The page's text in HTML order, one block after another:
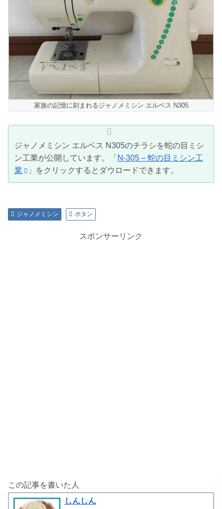
家族の記憶に刻まれるジャノメミシン エルベス N305
ジャノメミシン エルベス N305のチラシを蛇の目ミシ
ン工業が公開しています。「 N-305 – 蛇の目ミシン工
業
」をクリックするとダウロードできます。
ジャノメミシン ボタン
スポンサーリンク
この記事を書いた人
しんしん